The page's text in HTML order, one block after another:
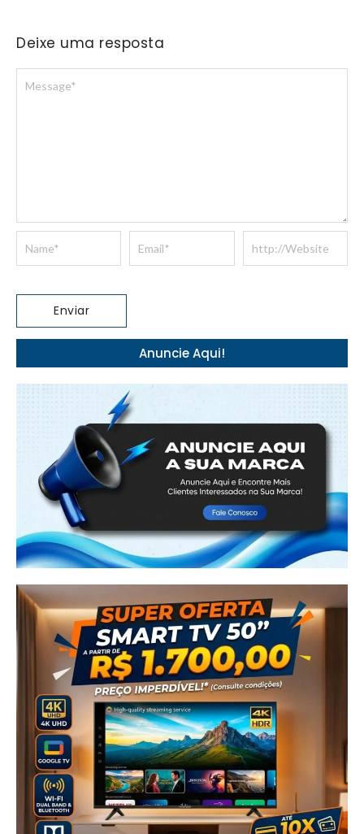
Deixe uma resposta
Anuncie Aqui!